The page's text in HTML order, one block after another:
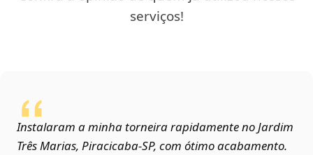
serviços!
Instalaram a minha torneira rapidamente no Jardim
Três Marias, Piracicaba‑SP, com ótimo acabamento.